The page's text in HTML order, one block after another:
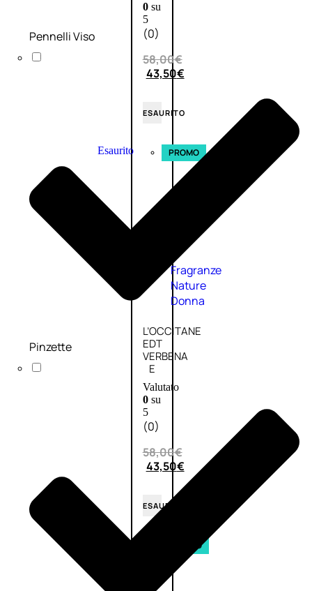
0su
5
(0)
58,00€
43,50€
ESAURITO
Esaurito PROMO
Fragranze
Nature
Donna
L’OCCITANE
EDT
VERBENA
E
Valutato
0su
5
(0)
58,00€
43,50€
ESAURITO
Aggiungi
PROMO
Pennelli Viso
Pinzette